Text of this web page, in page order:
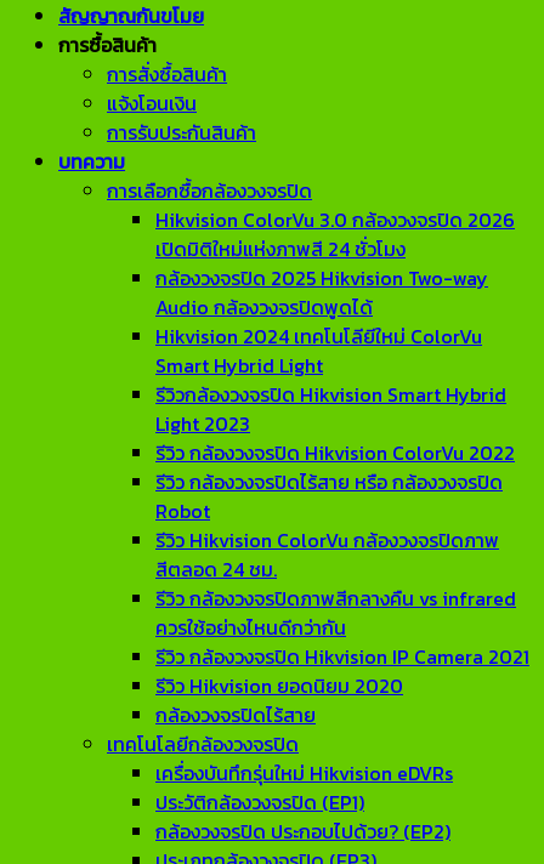
สัญญาณกันขโมย
การซื้อสินค้า
การสั่งซื้อสินค้า
แจ้งโอนเงิน
การรับประกันสินค้า
บทความ
การเลือกซื้อกล้องวงจรปิด
Hikvision ColorVu 3.0 กล้องวงจรปิด 2026
เปิดมิติใหม่แห่งภาพสี 24 ชั่วโมง
กล้องวงจรปิด 2025 Hikvision Two-way
Audio กล้องวงจรปิดพูดได้
Hikvision 2024 เทคโนโลียีใหม่ ColorVu
Smart Hybrid Light
รีวิวกล้องวงจรปิด Hikvision Smart Hybrid
Light 2023
รีวิว กล้องวงจรปิด Hikvision ColorVu 2022
รีวิว กล้องวงจรปิดไร้สาย หรือ กล้องวงจรปิด
Robot
รีวิว Hikvision ColorVu กล้องวงจรปิดภาพ
สีตลอด 24 ชม.
รีวิว กล้องวงจรปิดภาพสีกลางคืน vs infrared
ควรใช้อย่างไหนดีกว่ากัน
รีวิว กล้องวงจรปิด Hikvision IP Camera 2021
รีวิว Hikvision ยอดนิยม 2020
กล้องวงจรปิดไร้สาย
เทคโนโลยีกล้องวงจรปิด
เครื่องบันทึกรุ่นใหม่ Hikvision eDVRs
ประวัติกล้องวงจรปิด (EP1)
กล้องวงจรปิด ประกอบไปด้วย? (EP2)